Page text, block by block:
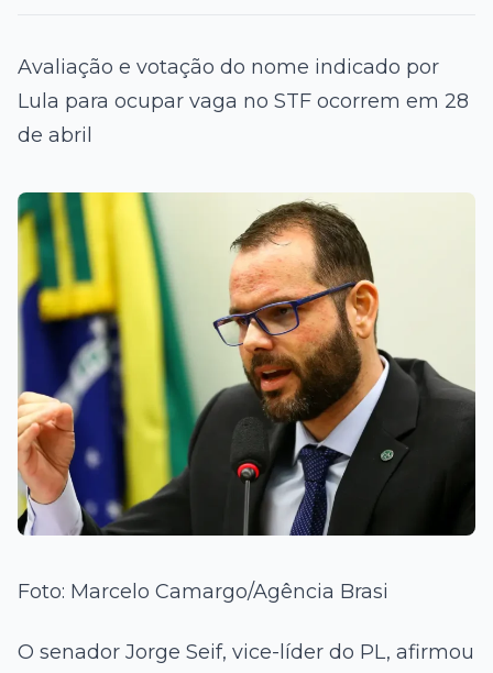
Avaliação e votação do nome indicado por
Lula para ocupar vaga no STF ocorrem em 28
de abril
Foto: Marcelo Camargo/Agência Brasi
O senador Jorge Seif, vice-líder do PL, afirmou